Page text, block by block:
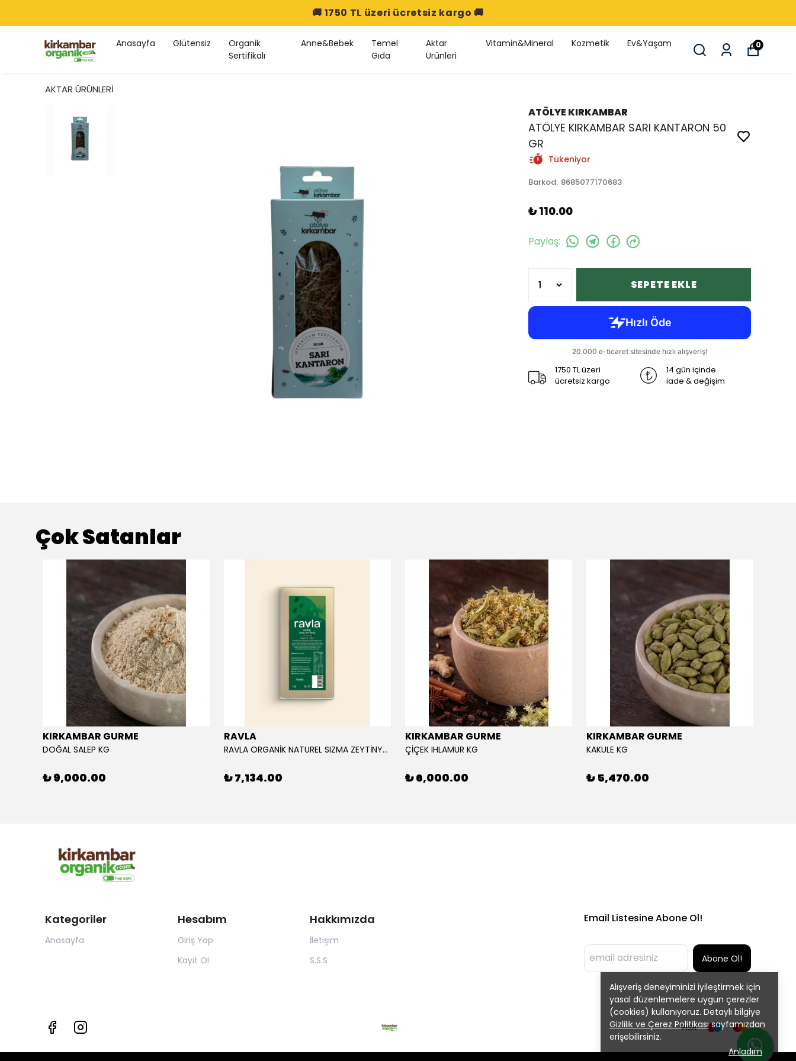
🚚 1750 TL üzeri ücretsiz kargo 🚚
Anasayfa Glütensiz
Organik
Sertifikalı
Anne&Bebek
Temel
Gıda
Aktar
Ürünleri
Vitamin&Mineral Kozmetik Ev&Yaşam 0
Alışveriş deneyiminizi iyileştirmek için
yasal düzenlemelere uygun çerezler
(cookies) kullanıyoruz. Detaylı bilgiye
Gizlilik ve Çerez Politikasısayfamızdan
erişebilirsiniz.
Anladım
AKTAR ÜRÜNLERİ
ATÖLYE KIRKAMBAR
ATÖLYE KIRKAMBAR SARI KANTARON 50
GR
Tükeniyor
Barkod: 8685077170683
₺ 110.00
Paylaş:
SEPETE EKLE
1750 TL üzeri
ücretsiz kargo
14 gün içinde
iade & değişim
Çok Satanlar
KIRKAMBAR GURME
DOĞAL SALEP KG
₺ 9,000.00
RAVLA
RAVLA ORGANİK NATUREL SIZMA ZEYTİNYAĞI 5L
₺ 7,134.00
KIRKAMBAR GURME
ÇİÇEK IHLAMUR KG
₺ 6,000.00
KIRKAMBAR GURME
KAKULE KG
₺ 5,470.00
Kategoriler
Anasayfa
Hesabım
Giriş Yap
Kayıt Ol
Hakkımızda
İletişim
S.S.S
Email Listesine Abone Ol!
Abone Ol!